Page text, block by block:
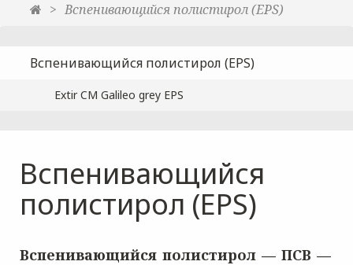
Вспенивающийся полистирол (EPS)
Вспенивающийся полистирол (EPS)
Extir CM Galileo grey EPS
Вспенивающийся
полистирол (EPS)
Вспенивающийся полистирол — ПСВ —